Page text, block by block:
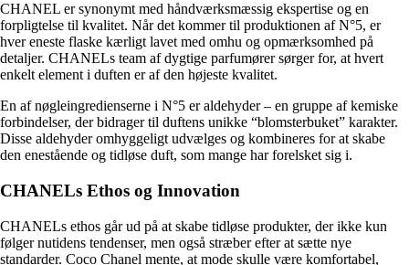
CHANEL er synonymt med håndværksmæssig ekspertise og en
forpligtelse til kvalitet. Når det kommer til produktionen af N°5, er
hver eneste flaske kærligt lavet med omhu og opmærksomhed på
detaljer. CHANELs team af dygtige parfumører sørger for, at hvert
enkelt element i duften er af den højeste kvalitet.
En af nøgleingredienserne i N°5 er aldehyder – en gruppe af kemiske
forbindelser, der bidrager til duftens unikke “blomsterbuket” karakter.
Disse aldehyder omhyggeligt udvælges og kombineres for at skabe
den enestående og tidløse duft, som mange har forelsket sig i.
CHANELs Ethos og Innovation
CHANELs ethos går ud på at skabe tidløse produkter, der ikke kun
følger nutidens tendenser, men også stræber efter at sætte nye
standarder. Coco Chanel mente, at mode skulle være komfortabel,